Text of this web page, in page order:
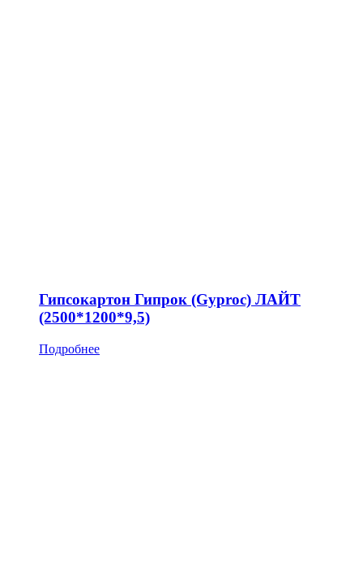
Гипсокартон Гипрок (Gyproc) ЛАЙТ
(2500*1200*9,5)
Подробнее